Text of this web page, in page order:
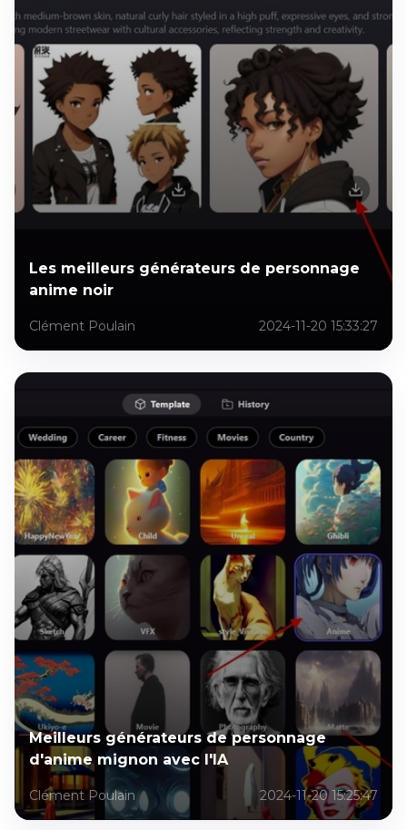
Les meilleurs générateurs de personnage
anime noir
Clément Poulain 2024-11-20 15:33:27
Meilleurs générateurs de personnage
d'anime mignon avec l'IA
Clément Poulain 2024-11-20 15:25:47